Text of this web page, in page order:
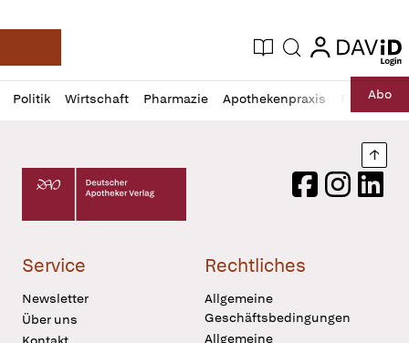
Deutsche Apotheker Zeitung
Aktuelle Ausgabe
Suche login
login
Politik Wirtschaft Pharmazie Apothekenpraxis RechtAbo
Profil
öffnen
Daz
Pur
Deutscher Apotheker Verlag Logo
FacebookInstagram
Service
Newsletter
Über uns
Rechtliches
Allgemeine
Geschäftsbedingungen
Allgemeine